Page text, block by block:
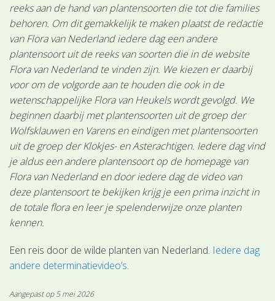
reeks aan de hand van plantensoorten die tot die families
behoren. Om dit gemakkelijk te maken plaatst de redactie
van Flora van Nederland iedere dag een andere
plantensoort uit de reeks van soorten die in de website
Flora van Nederland te vinden zijn. We kiezen er daarbij
voor om de volgorde aan te houden die ook in de
wetenschappelijke Flora van Heukels wordt gevolgd. We
beginnen daarbij met plantensoorten uit de groep der
Wolfsklauwen en Varens en eindigen met plantensoorten
uit de groep der Klokjes- en Asterachtigen. Iedere dag vind
je aldus een andere plantensoort op de homepage van
Flora van Nederland en door iedere dag de video van
deze plantensoort te bekijken krijg je een prima inzicht in
de totale flora en leer je spelenderwijze onze planten
kennen.
Een reis door de wilde planten van Nederland. Iedere dag
andere determinatievideo’s.
Aangepast op 5 mei 2026